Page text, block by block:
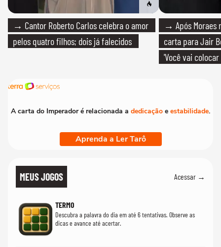
→ Cantor Roberto Carlos celebra o amor
pelos quatro filhos; dois já falecidos
→ Após Moraes
carta para Jair
'Você vai
A carta do Imperador é relacionada a dedicação e estabilidade.
Aprenda a Ler Tarô
MEUS JOGOS Acessar →
TERMO
Descubra a palavra do dia em até 6 tentativas. Observe as
dicas e avance até acertar.